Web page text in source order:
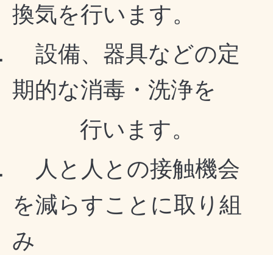
換気を行います。
設備、器具などの定
期的な消毒・洗浄を
行います。
人と人との接触機会
を減らすことに取り組
み